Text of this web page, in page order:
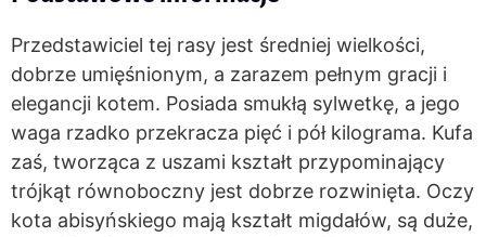
Przedstawiciel tej rasy jest średniej wielkości,
dobrze umięśnionym, a zarazem pełnym gracji i
elegancji kotem. Posiada smukłą sylwetkę, a jego
waga rzadko przekracza pięć i pół kilograma. Kufa
zaś, tworząca z uszami kształt przypominający
trójkąt równoboczny jest dobrze rozwinięta. Oczy
kota abisyńskiego mają kształt migdałów, są duże,